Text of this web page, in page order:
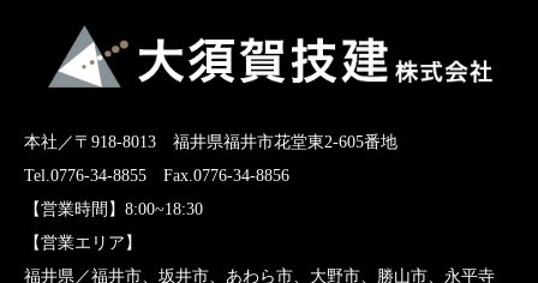
本社／〒918-8013 福井県福井市花堂東2-605番地
Tel.0776-34-8855 Fax.0776-34-8856
【営業時間】8:00~18:30
【営業エリア】
福井県／福井市、坂井市、あわら市、大野市、勝山市、永平寺